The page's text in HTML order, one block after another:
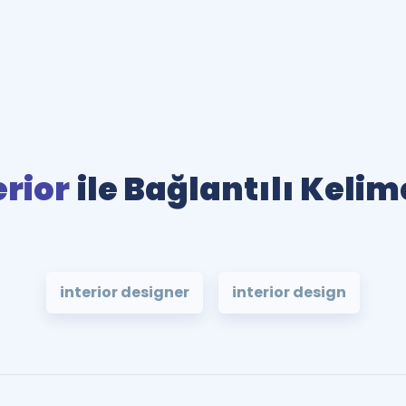
ile Bağlantılı
interior designer interior design